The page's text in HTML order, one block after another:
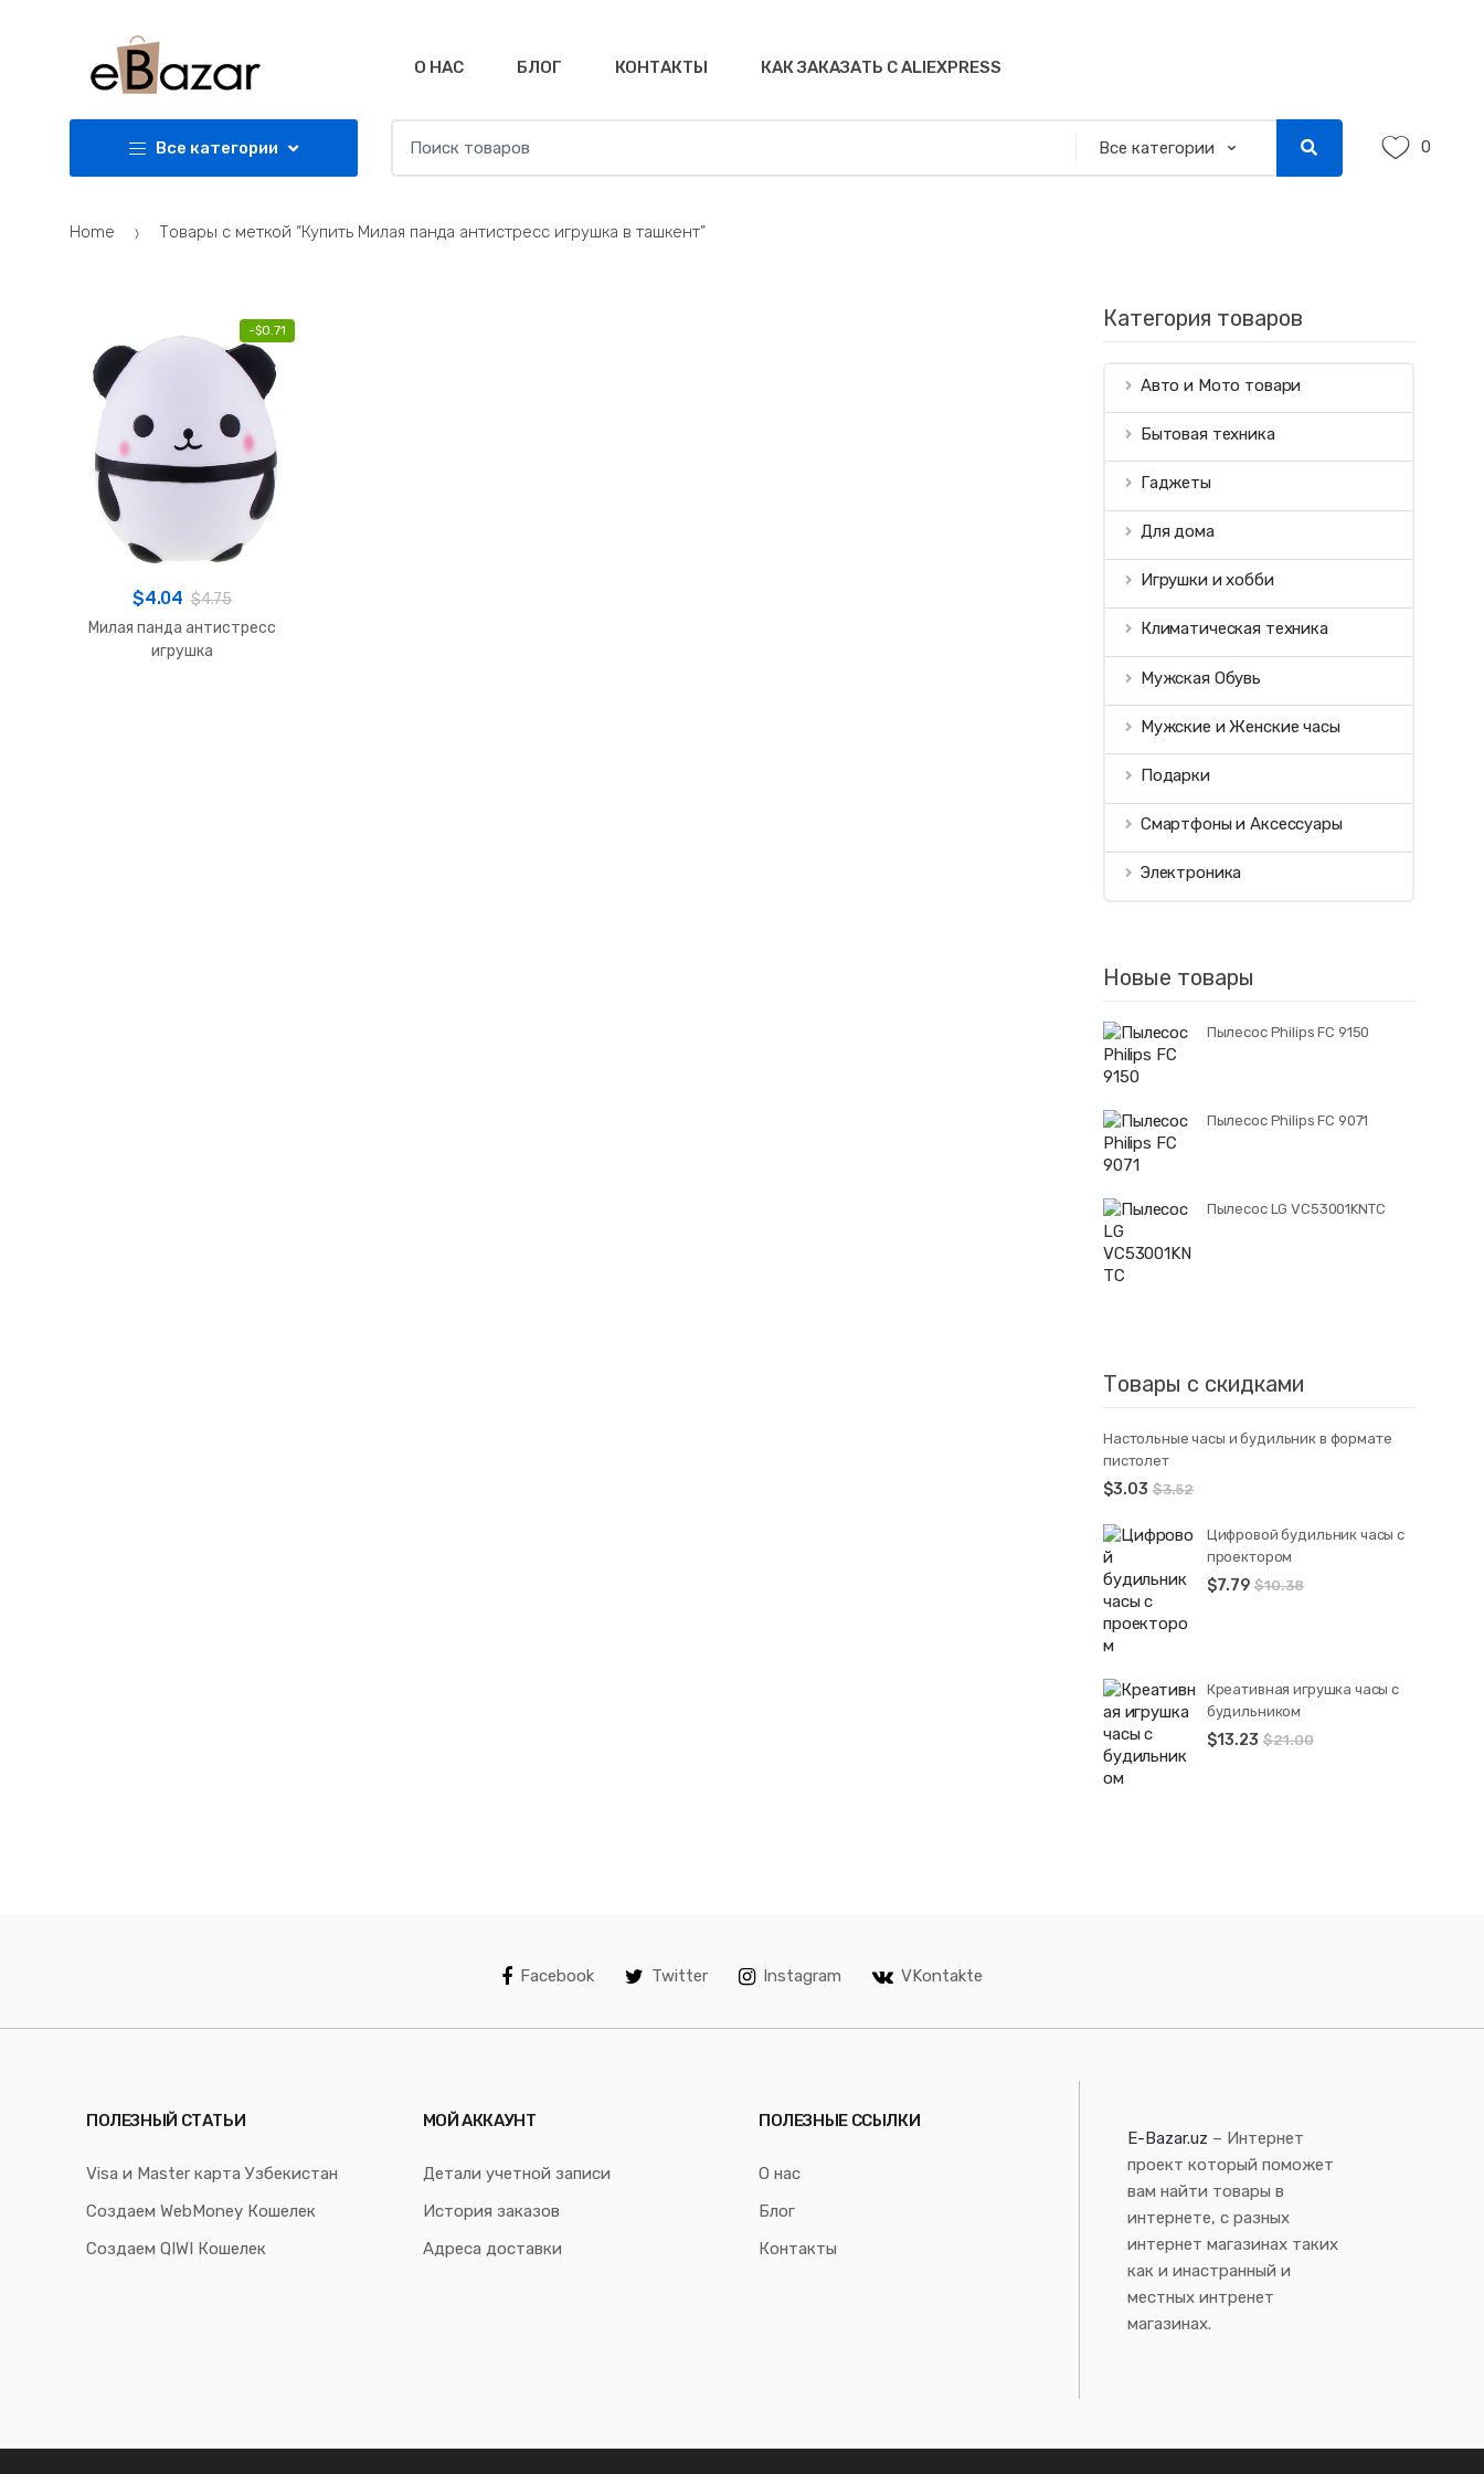
О НАС БЛОГ КОНТАКТЫ КАК ЗАКАЗАТЬ С ALIEXPRESS
Все категории
for:
0
Home Товары с меткой “Купить Милая панда антистресс игрушка в ташкент”
-$0.71
$4.04 $4.75
Милая панда антистресс
игрушка
Категория товаров
Авто и Мото товари
Бытовая техника
Гаджеты
Для дома
Игрушки и хобби
Климатическая техника
Мужская Обувь
Мужские и Женские часы
Подарки
Смартфоны и Аксессуары
Электроника
Новые товары
Пылесос Philips FC 9150
Пылесос Philips FC 9071
Пылесос LG VC53001KNTC
Товары с скидками
Настольные часы и будильник в формате
пистолет
$3.03 $3.52
Цифровой будильник часы с
проектором
$7.79 $10.38
Креативная игрушка часы c
будильником
$13.23 $21.00
Facebook Twitter Instagram VKontakte
ПОЛЕЗНЫЙ СТАТЬИ
Visa и Master карта Узбекистан
Создаем WebMoney Кошелек
Создаем QIWI Кошелек
МОЙ АККАУНТ
Детали учетной записи
История заказов
Адреса доставки
ПОЛЕЗНЫЕ ССЫЛКИ
О нас
Блог
Контакты
E-Bazar.uz – Интернет
проект который поможет
вам найти товары в
интернете, с разных
интернет магазинах таких
как и инастранный и
местных интренет
магазинах.